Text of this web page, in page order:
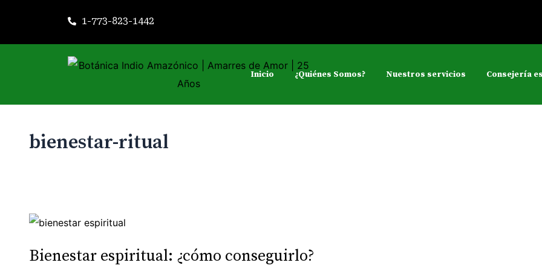
contenido
1-773-823-1442
Inicio ¿Quiénes Somos? Nuestros servicios Consejería
bienestar-ritual
Bienestar espiritual: ¿cómo conseguirlo?
Bienestar
¿cómo